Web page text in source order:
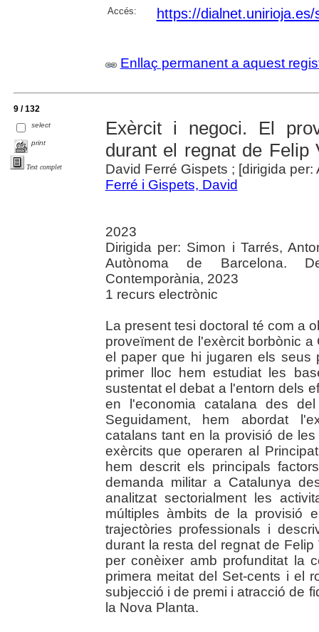
Accés: https://
Enllaç permanent a aquest
9 / 132
select
print
Text complet
Exèrcit i negoci. El
durant el regnat de Felip
David Ferré Gispets ; [dirigida per:
Ferré i Gispets, David
2023
Dirigida per: Simon i Tarrés,
Autònoma de Barcelona.
Contemporània, 2023
1 recurs electrònic
La present tesi doctoral té com a
proveïment de l'exèrcit borbònic
el paper que hi jugaren els seus
primer lloc hem estudiat les
sustentat el debat a l'entorn dels
en l'economia catalana des
Seguidament, hem abordat
catalans tant en la provisió de
exèrcits que operaren al
hem descrit els principals
demanda militar a Catalunya
analitzat sectorialment les
múltiples àmbits de la provisió
trajectòries professionals i
durant la resta del regnat de
per conèixer amb profunditat la
primera meitat del Set-cents i el
subjecció i de premi i atracció de
la Nova Planta.